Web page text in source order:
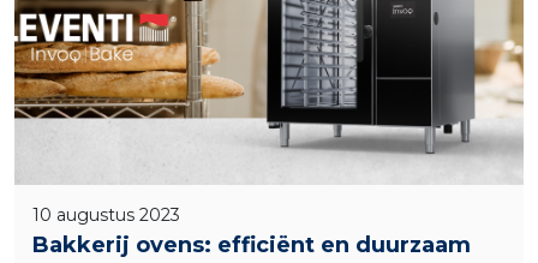
10 augustus 2023
Bakkerij ovens: efficiënt en duurzaam